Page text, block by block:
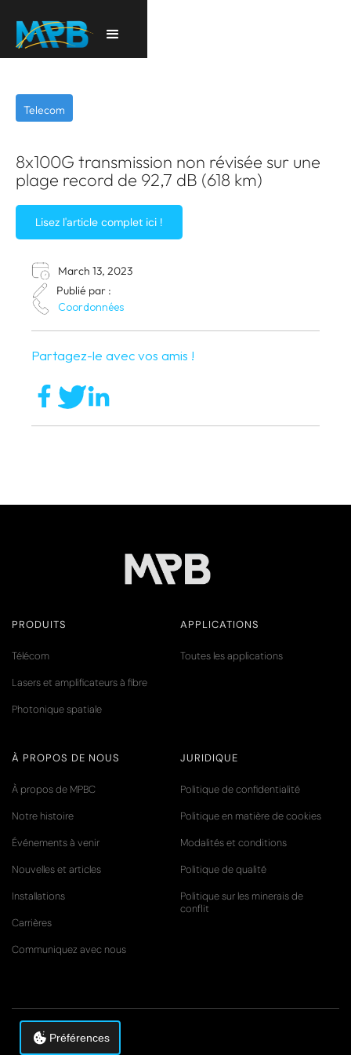
Telecom
8x100G transmission non révisée sur une
plage record de 92,7 dB (618 km)
Lisez l'article complet ici !
March 13, 2023
Publié par :
Coordonnées
Partagez-le avec vos amis !
PRODUITS
Télécom
Lasers et amplificateurs à fibre
Photonique spatiale
APPLICATIONS
Toutes les applications
À PROPOS DE NOUS
À propos de MPBC
Notre histoire
Événements à venir
Nouvelles et articles
Installations
Carrières
Communiquez avec nous
JURIDIQUE
Politique de confidentialité
Politique en matière de cookies
Modalités et conditions
Politique de qualité
Politique sur les minerais de
conflit
Préférences